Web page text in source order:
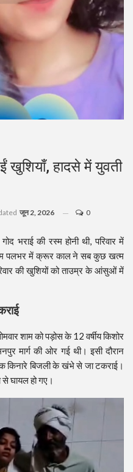
खुशियाँ, हादसे में युवती
जून 2, 2026 0
भराई की रस्म होनी थी, परिवार में
पलभर में क्रूर काल ने सब कुछ खत्म
की खुशियों को ताउम्र के आंसुओं में
शाम को पड़ोस के 12 वर्षीय किशोर
मार्ग की ओर गई थी। इसी दौरान
किनारे बिजली के खंभे से जा टकराई।
से घायल हो गए।